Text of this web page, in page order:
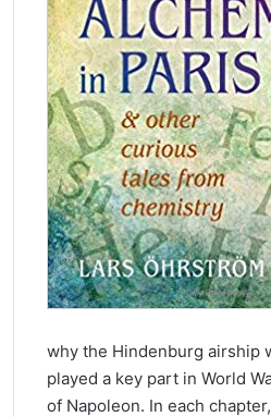
why the Hindenburg airship
played a key part in World
of Napoleon. In each